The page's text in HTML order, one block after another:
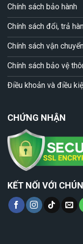
Chính sách bảo hành
Chính sách đổi, trả
Chính sách vận
Chính sách bảo vệ
Điều khoản và điều
CHỨNG NHẬN
KẾT NỐI VỚI